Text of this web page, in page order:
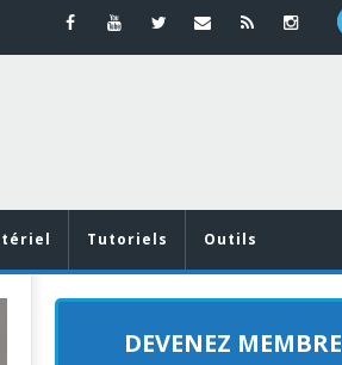
Tutoriels Outils
DEVENEZ MEMBRE